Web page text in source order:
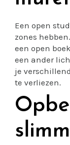
Een open
zones
een open
een ander
je
te verliezen.